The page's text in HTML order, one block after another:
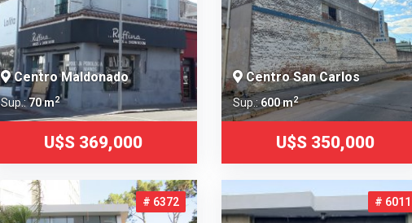
Centro Maldonado
Sup.:70 m2
U$S 369,000
Centro San Carlos
Sup.:600 m2
U$S 350,000
# 6372 # 6011